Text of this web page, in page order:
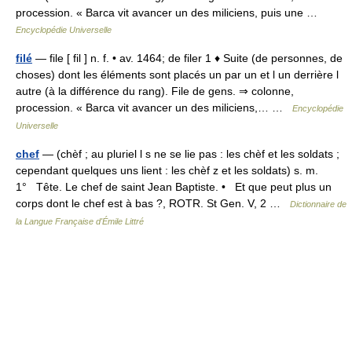
procession. « Barca vit avancer un des miliciens, puis une …
Encyclopédie Universelle
filé — file [ fil ] n. f. • av. 1464; de filer 1 ♦ Suite (de personnes, de
choses) dont les éléments sont placés un par un et l un derrière l
autre (à la différence du rang). File de gens. ⇒ colonne,
procession. « Barca vit avancer un des miliciens,… …
Encyclopédie
Universelle
chef — (chèf ; au pluriel l s ne se lie pas : les chèf et les soldats ;
cependant quelques uns lient : les chèf z et les soldats) s. m.
1° Tête. Le chef de saint Jean Baptiste. • Et que peut plus un
corps dont le chef est à bas ?, ROTR. St Gen. V, 2 …
Dictionnaire de
la Langue Française d'Émile Littré